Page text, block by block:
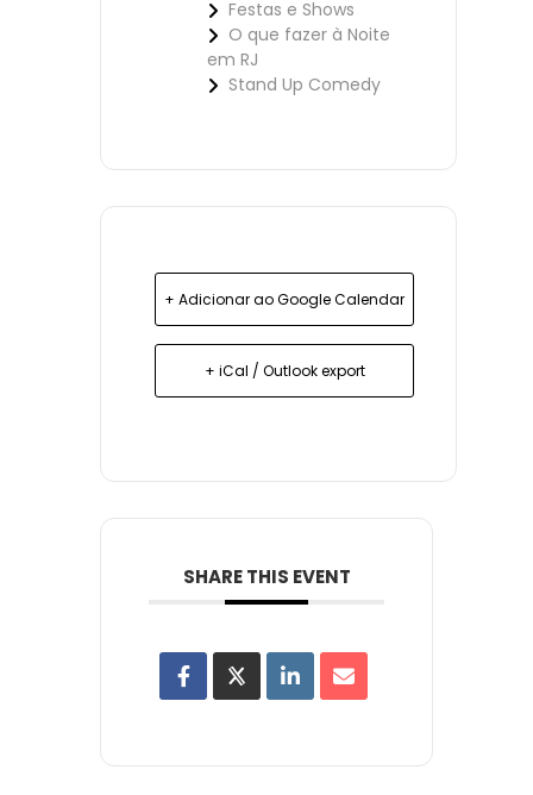
Festas e Shows
O que fazer à Noite
em RJ
Stand Up Comedy
+ Adicionar ao Google Calendar
+ iCal / Outlook export
SHARE THIS EVENT